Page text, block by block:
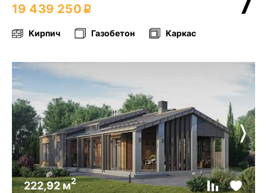
19 439 250
Кирпич Газобетон Каркас
222,92 м2